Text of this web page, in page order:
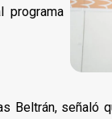
programa
Beltrán, señaló